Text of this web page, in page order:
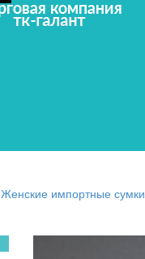
Женские импортные сумки